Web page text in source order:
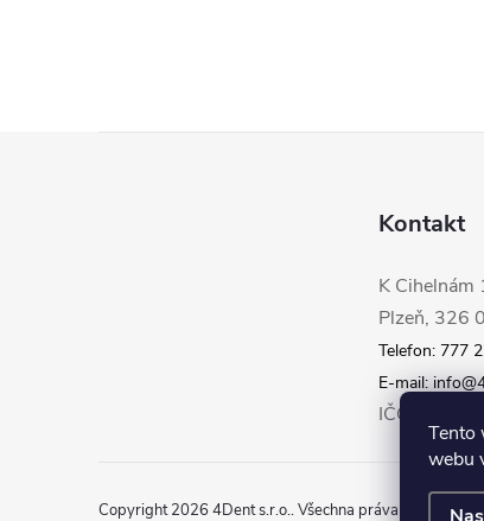
Tento
webu
Kontakt
K
Plzeň, 326
Telefon: 777
E-mail:
IČO:
Copyright 2026 4Dent s.r.o.. Všechna práva vyhrazena.